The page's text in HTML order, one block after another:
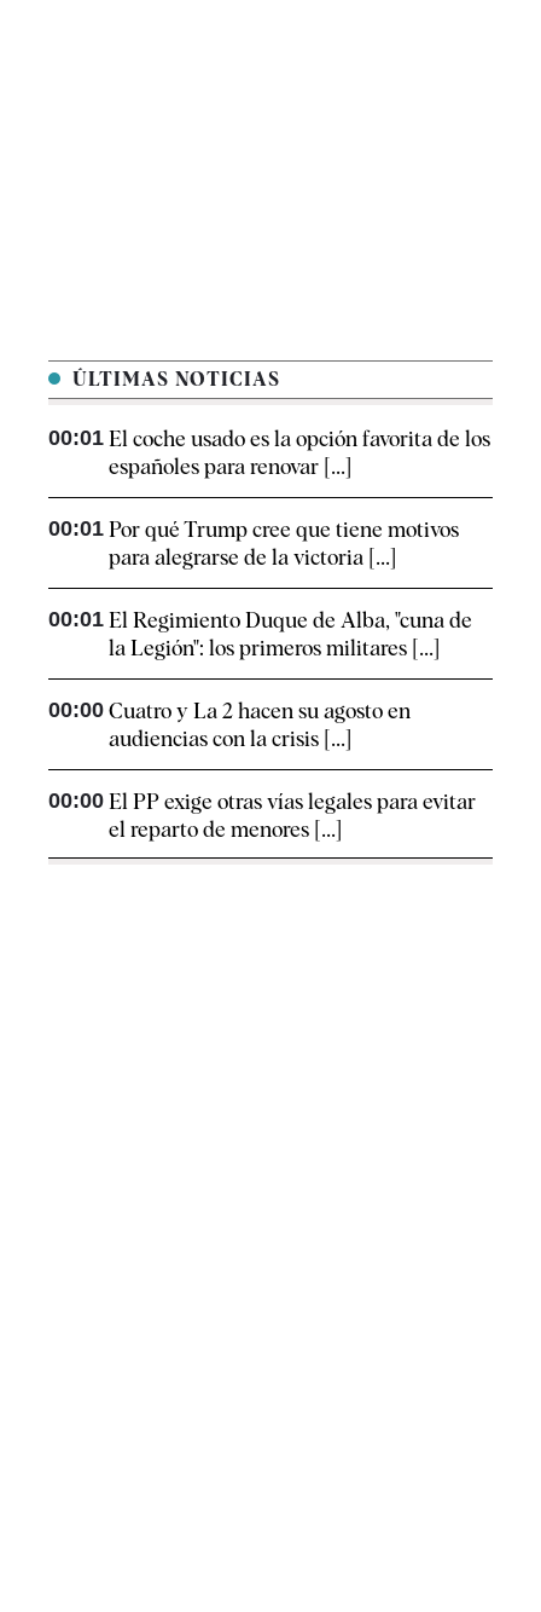
ÚLTIMAS NOTICIAS
00:01 El coche usado es la opción favorita de los
españoles para renovar [...]
00:01 Por qué Trump cree que tiene motivos
para alegrarse de la victoria [...]
00:01 El Regimiento Duque de Alba, "cuna de
la Legión": los primeros militares [...]
00:00 Cuatro y La 2 hacen su agosto en
audiencias con la crisis [...]
00:00 El PP exige otras vías legales para evitar
el reparto de menores [...]